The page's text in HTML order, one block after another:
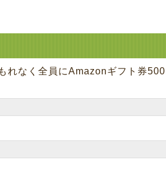
れなく全員にAmazonギフト券